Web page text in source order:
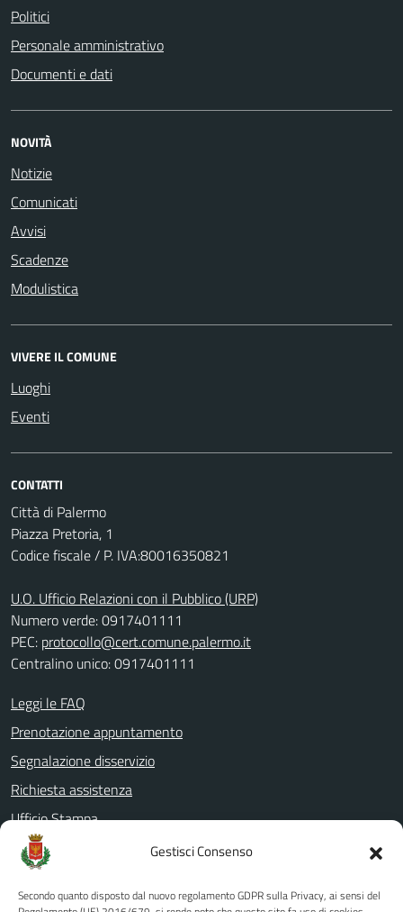
Gestisci Consenso
Secondo quanto disposto dal nuovo regolamento GDPR sulla Privacy, ai sensi del
Politici
Personale amministrativo
Documenti e dati
NOVITÀ
Notizie
Comunicati
Avvisi
Scadenze
Modulistica
VIVERE IL COMUNE
Luoghi
Eventi
CONTATTI
Città di Palermo
Piazza Pretoria, 1
Codice fiscale / P. IVA:80016350821
U.O. Ufficio Relazioni con il Pubblico (URP)
Numero verde: 0917401111
PEC: protocollo@cert.comune.palermo.it
Centralino unico: 0917401111
Leggi le FAQ
Prenotazione appuntamento
Segnalazione disservizio
Richiesta assistenza
Ufficio Stampa
Amministrazione Trasparente
Albo pretorio
Informativa privacy